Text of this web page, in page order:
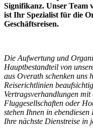
Signifikanz. Unser Team
ist Ihr Spezialist für die
Geschäftsreisen.
Die Aufwertung und
Hauptbestandteil von
aus Overath schenken uns
Reiserichtlinien
Vertragsverhandlungen
Fluggesellschaften oder
stehen Ihnen in
Ihre nächste Dienstreise in